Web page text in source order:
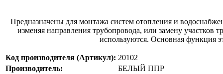
Предназначены для монтажа систем отопления и
изменяя направления трубопровода, или замену
используются. Основная функция
Код производителя (Артикул): 20102
Производитель:
БЕЛЫЙ ППР